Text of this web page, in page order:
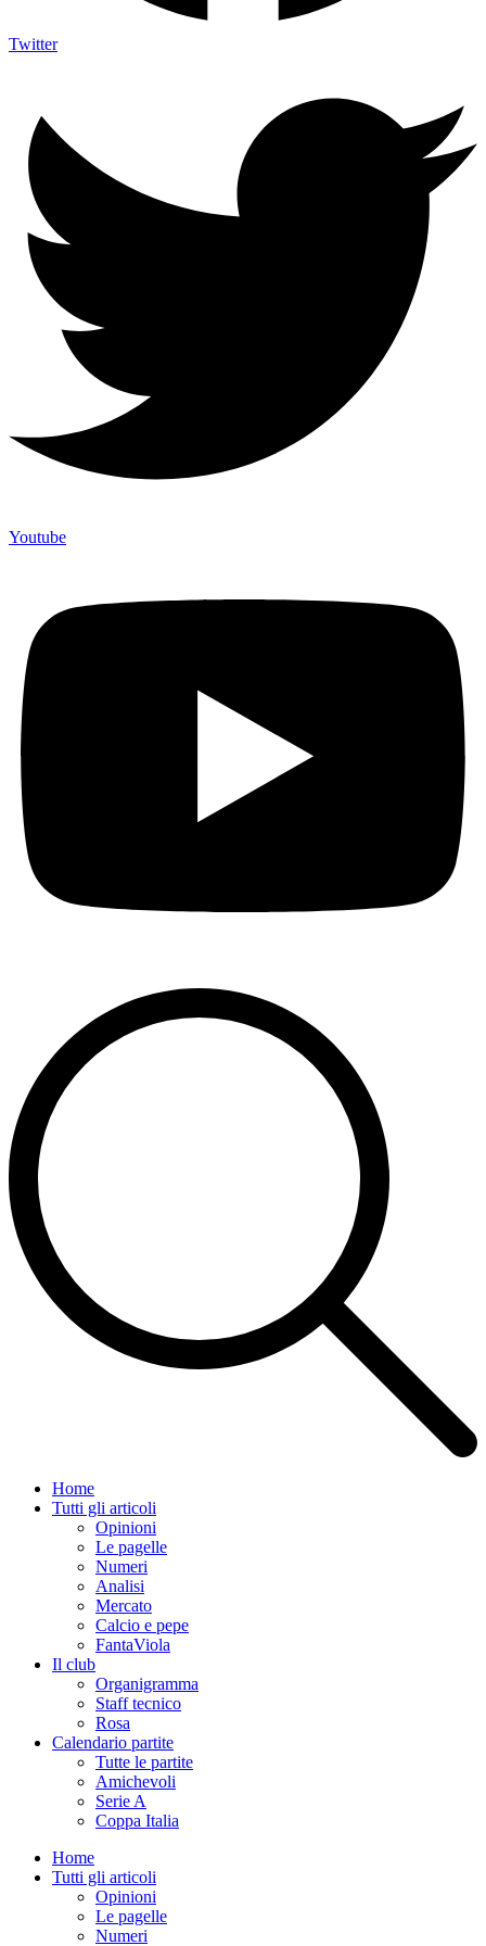
Twitter
Youtube
Home
Tutti gli articoli
Opinioni
Le pagelle
Numeri
Analisi
Mercato
Calcio e pepe
FantaViola
Il club
Organigramma
Staff tecnico
Rosa
Calendario partite
Tutte le partite
Amichevoli
Serie A
Coppa Italia
Home
Tutti gli articoli
Opinioni
Le pagelle
Numeri